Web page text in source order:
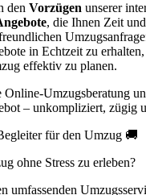
den Vorzügen unserer
, die Ihnen Zeit
in Echtzeit zu
effektiv zu planen.
Online-Umzugsberatung
– unkompliziert, zügig
für den Umzug 🚚
ohne Stress zu erleben?
umfassenden